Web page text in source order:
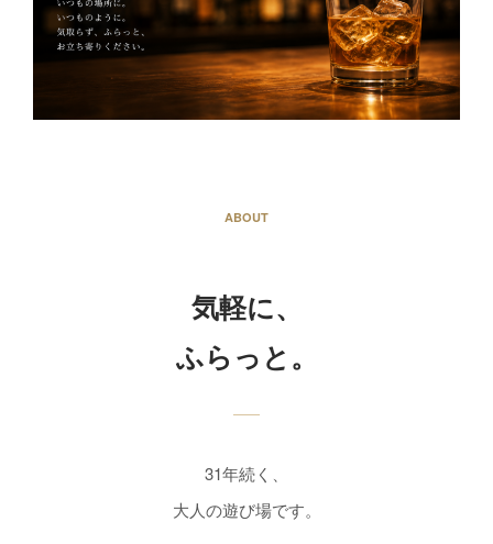
ABOUT
気軽に、
ふらっと。
31年続く、
大人の遊び場です。